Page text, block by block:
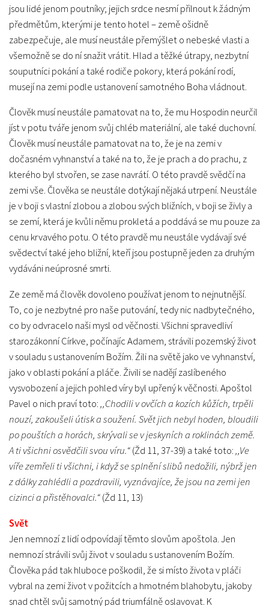
jsou lidé jenom poutníky; jejich srdce nesmí přilnout k žádným
předmětům, kterými je tento hotel – země ošidně
zabezpečuje, ale musí neustále přemýšlet o nebeské vlasti a
všemožně se do ní snažit vrátit. Hlad a těžké útrapy, nezbytní
souputníci pokání a také rodiče pokory, která pokání rodí,
musejí na zemi podle ustanovení samotného Boha vládnout.
Člověk musí neustále pamatovat na to, že mu Hospodin neurčil
jíst v potu tváře jenom svůj chléb materiální, ale také duchovní.
Člověk musí neustále pamatovat na to, že je na zemi v
dočasném vyhnanství a také na to, že je prach a do prachu, z
kterého byl stvořen, se zase navrátí. O této pravdě svědčí na
zemi vše. Člověka se neustále dotýkají nějaká utrpení. Neustále
je v boji s vlastní zlobou a zlobou svých bližních, v boji se živly a
se zemí, která je kvůli němu prokletá a poddává se mu pouze za
cenu krvavého potu. O této pravdě mu neustále vydávají své
svědectví také jeho bližní, kteří jsou postupně jeden za druhým
vydáváni neúprosné smrti.
Ze země má člověk dovoleno používat jenom to nejnutnější.
To, co je nezbytné pro naše putování, tedy nic nadbytečného,
co by odvracelo naši mysl od věčnosti. Všichni spravedliví
starozákonní Církve, počínajíc Adamem, strávili pozemský život
v souladu s ustanovením Božím. Žili na světě jako ve vyhnanství,
jako v oblasti pokání a pláče. Živili se nadějí zaslíbeného
vysvobození a jejich pohled víry byl upřený k věčnosti. Apoštol
Pavel o nich praví toto:,,Chodili v ovčích a kozích kůžích, trpěli
nouzí, zakoušeli útisk a soužení. Svět jich nebyl hoden, bloudili
po pouštích a horách, skrývali se v jeskyních a roklinách země.
A ti všichni osvědčili svou víru.“(Žd 11, 37-39) a také toto:,,Ve
víře zemřeli ti všichni, i když se splnění slibů nedožili, nýbrž jen
z dálky zahlédli a pozdravili, vyznávajíce, že jsou na zemi jen
cizinci a přistěhovalci.“(Žd 11, 13)
Svět
Jen nemnozí z lidí odpovídají těmto slovům apoštola. Jen
nemnozí strávili svůj život v souladu s ustanovením Božím.
Člověka pád tak hluboce poškodil, že si místo života v pláči
vybral na zemi život v požitcích a hmotném blahobytu, jakoby
snad chtěl svůj samotný pád triumfálně oslavovat. K